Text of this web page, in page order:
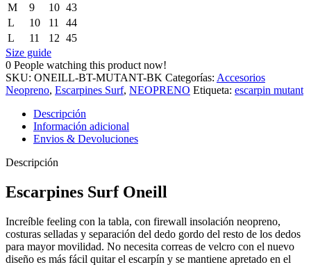
M
9 10 43
L
10 11
44
L
11 12 45
Size guide
0 People watching this product now!
SKU: ONEILL-BT-MUTANT-BK Categorías: Accesorios
Neopreno, Escarpines Surf, NEOPRENO Etiqueta: escarpin mutant
Descripción
Información adicional
Envios & Devoluciones
Descripción
Escarpines Surf Oneill
Increíble feeling con la tabla, con firewall insolación neopreno,
costuras selladas y separación del dedo gordo del resto de los dedos
para mayor movilidad. No necesita correas de velcro con el nuevo
diseño es más fácil quitar el escarpín y se mantiene apretado en el